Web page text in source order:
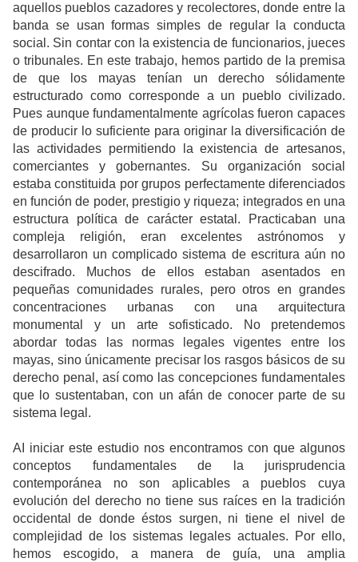
aquellos pueblos cazadores y recolectores, donde entre la
banda se usan formas simples de regular la conducta
social. Sin contar con la existencia de funcionarios, jueces
o tribunales. En este trabajo, hemos partido de la premisa
de que los mayas tenían un derecho sólidamente
estructurado como corresponde a un pueblo civilizado.
Pues aunque fundamentalmente agrícolas fueron capaces
de producir lo suficiente para originar la diversificación de
las actividades permitiendo la existencia de artesanos,
comerciantes y gobernantes. Su organización social
estaba constituida por grupos perfectamente diferenciados
en función de poder, prestigio y riqueza; integrados en una
estructura política de carácter estatal. Practicaban una
compleja religión, eran excelentes astrónomos y
desarrollaron un complicado sistema de escritura aún no
descifrado. Muchos de ellos estaban asentados en
pequeñas comunidades rurales, pero otros en grandes
concentraciones urbanas con una arquitectura
monumental y un arte sofisticado. No pretendemos
abordar todas las normas legales vigentes entre los
mayas, sino únicamente precisar los rasgos básicos de su
derecho penal, así como las concepciones fundamentales
que lo sustentaban, con un afán de conocer parte de su
sistema legal.
AI iniciar este estudio nos encontramos con que algunos
conceptos fundamentales de la jurisprudencia
contemporánea no son aplicables a pueblos cuya
evolución del derecho no tiene sus raíces en la tradición
occidental de donde éstos surgen, ni tiene el nivel de
complejidad de los sistemas legales actuales. Por ello,
hemos escogido, a manera de guía, una amplia